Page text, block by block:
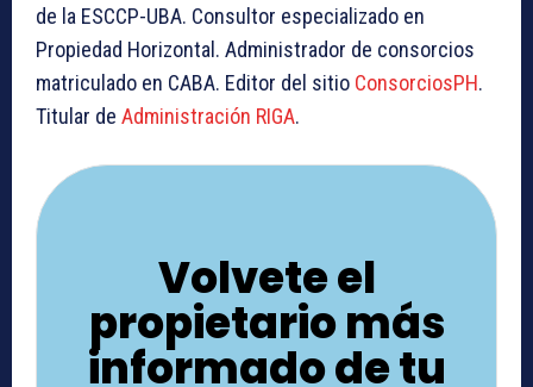
de la ESCCP-UBA. Consultor especializado en
Propiedad Horizontal. Administrador de consorcios
matriculado en CABA. Editor del sitio ConsorciosPH.
Titular de Administración RIGA.
Volvete el
propietario más
informado de tu